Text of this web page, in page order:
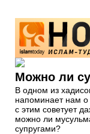
Можно ли
В одном из
напоминает нам о
с этим советует
можно ли
супругами?